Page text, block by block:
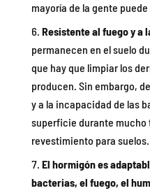
mayoría de la gente
Resistente al fuego y a
permanecen en el suelo
que hay que limpiar los
producen. Sin embargo,
y a la incapacidad de las
superficie durante mucho
revestimiento para suelos.
El hormigón es
bacterias, el fuego, el